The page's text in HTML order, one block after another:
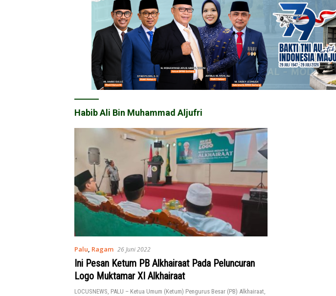
Habib Ali Bin Muhammad Aljufri
Palu, Ragam 26 Juni 2022
Ini Pesan Ketum PB Alkhairaat Pada Peluncuran
Logo Muktamar XI Alkhairaat
LOCUSNEWS, PALU – Ketua Umum (Ketum) Pengurus Besar (PB) Alkhairaat,